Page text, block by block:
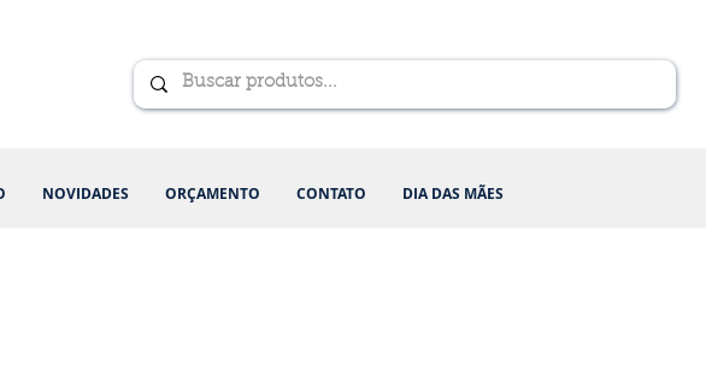
NOVIDADES ORÇAMENTO CONTATO DIA DAS MÃES